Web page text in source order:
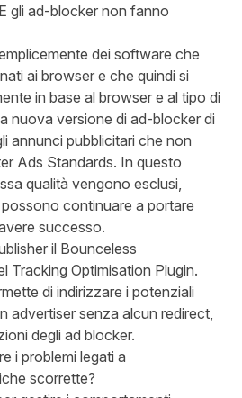
gli ad-blocker non fanno
dei software che
ai browser e che quindi si
in base al browser e al tipo di
nuova versione di ad-blocker di
annunci pubblicitari che non
Ads Standards. In questo
qualità vengono esclusi,
continuare a portare
successo.
il Bounceless
Tracking Optimisation Plugin.
di indirizzare i potenziali
advertiser senza alcun redirect,
degli ad blocker.
i problemi legati a
scorrette?